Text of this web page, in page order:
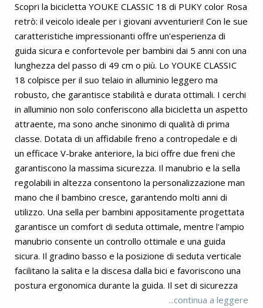
Scopri la bicicletta YOUKE CLASSIC 18 di PUKY color Rosa
retrò: il veicolo ideale per i giovani avventurieri! Con le sue
caratteristiche impressionanti offre un'esperienza di
guida sicura e confortevole per bambini dai 5 anni con una
lunghezza del passo di 49 cm o più. Lo YOUKE CLASSIC
18 colpisce per il suo telaio in alluminio leggero ma
robusto, che garantisce stabilità e durata ottimali. I cerchi
in alluminio non solo conferiscono alla bicicletta un aspetto
attraente, ma sono anche sinonimo di qualità di prima
classe. Dotata di un affidabile freno a contropedale e di
un efficace V-brake anteriore, la bici offre due freni che
garantiscono la massima sicurezza. Il manubrio e la sella
regolabili in altezza consentono la personalizzazione man
mano che il bambino cresce, garantendo molti anni di
utilizzo. Una sella per bambini appositamente progettata
garantisce un comfort di seduta ottimale, mentre l'ampio
manubrio consente un controllo ottimale e una guida
sicura. Il gradino basso e la posizione di seduta verticale
facilitano la salita e la discesa dalla bici e favoriscono una
postura ergonomica durante la guida. Il set di sicurezza
PUKY, composto da imbottitura per manubrio,...continua a leggere